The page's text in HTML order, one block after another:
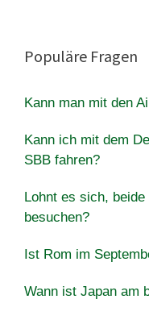
Populäre Fragen
Kann man mit den
Kann ich mit dem
SBB fahren?
Lohnt es sich,
besuchen?
Ist Rom im
Wann ist Japan am